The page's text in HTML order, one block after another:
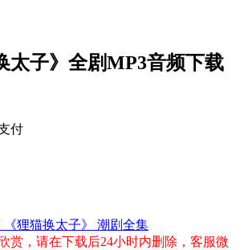
太子》全剧MP3音频下载
付
《狸猫换太子》 潮剧全集
赏，请在下载后24小时内删除，客服微